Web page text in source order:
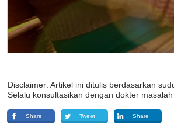
Disclaimer: Artikel ini ditulis berdasarkan
Selalu konsultasikan dengan dokter
Share Tweet Share